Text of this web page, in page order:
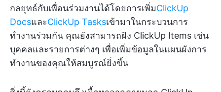
กลยุทธ์กับเพื่อนร่วมงานได้โดยการเพิ่มClickUp
DocsและClickUp Tasksเข้ามาในกระบวนการ
ทำงานร่วมกัน คุณยังสามารถฝัง ClickUp Items เช่น
บุคคลและรายการต่างๆ เพื่อเพิ่มข้อมูลในแผนผังการ
ทำงานของคุณให้สมบูรณ์ยิ่งขึ้น